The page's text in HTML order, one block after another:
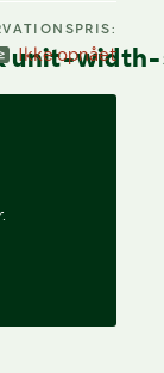
unit-
Ikke opnået